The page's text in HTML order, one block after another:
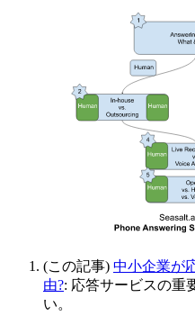
(この記事) 中小企業が
由?: 応答サービスの重
い。